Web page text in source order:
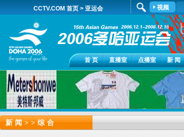
CCTV.COM 首页 > 亚运会 视频
首 页 直播室 点播室 新 闻
新闻>>综合